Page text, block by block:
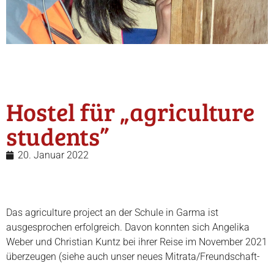
Hostel für „agriculture
students”
20. Januar 2022
Das agriculture project an der Schule in Garma ist
ausgesprochen erfolgreich. Davon konnten sich Angelika
Weber und Christian Kuntz bei ihrer Reise im November 2021
überzeugen (siehe auch unser neues Mitrata/Freundschaft-